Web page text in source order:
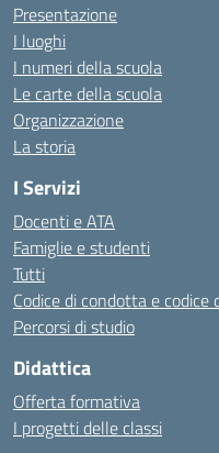
Presentazione
I luoghi
I numeri della scuola
Le carte della scuola
Organizzazione
La storia
I Servizi
Docenti e ATA
Famiglie e studenti
Tutti
Codice di condotta e
Percorsi di studio
Didattica
Offerta formativa
I progetti delle classi